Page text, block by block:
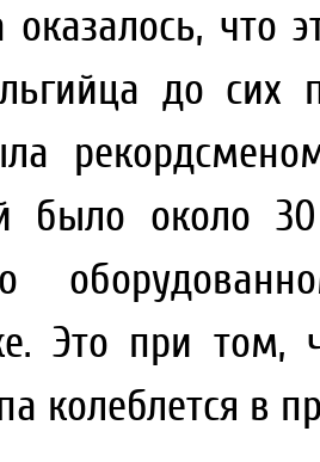
оказалось,
до
было около
Это при том,
колеблется в